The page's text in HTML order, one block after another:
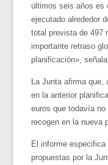
últimos seis años es
ejecutado alrededor
total prevista de 497
importante retraso
planificación»,
La Junta afirma que,
en la anterior
euros que todavía
recogen en la nueva
El informe
propuestas por la